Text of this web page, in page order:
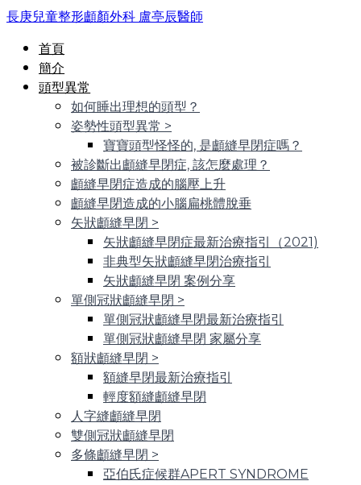
長庚兒童整形顱顏外科 盧亭辰醫師
首頁
簡介
頭型異常
如何睡出理想的頭型？
姿勢性頭型異常 >
寶寶頭型怪怪的, 是顱縫早閉症嗎？
被診斷出顱縫早閉症, 該怎麼處理？
顱縫早閉症造成的腦壓上升
顱縫早閉造成的小腦扁桃體脫垂
矢狀顱縫早閉 >
矢狀顱縫早閉症最新治療指引（2021)
非典型矢狀顱縫早閉治療指引
矢狀顱縫早閉 案例分享
單側冠狀顱縫早閉 >
單側冠狀顱縫早閉最新治療指引
單側冠狀顱縫早閉 家屬分享
額狀顱縫早閉 >
額縫早閉最新治療指引
輕度額縫顱縫早閉
人字縫顱縫早閉
雙側冠狀顱縫早閉
多條顱縫早閉 >
亞伯氏症候群APERT SYNDROME